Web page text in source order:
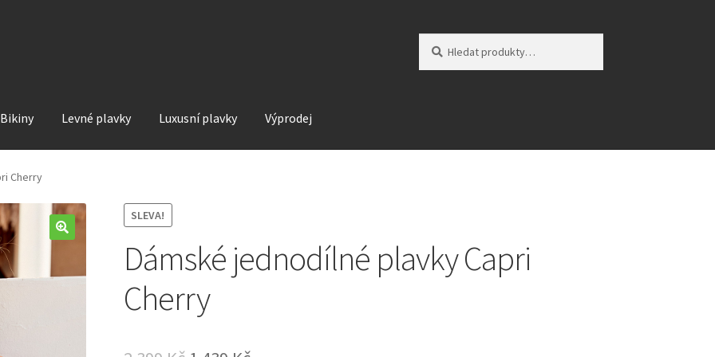
Bikiny Levné plavky Luxusní plavky Výprodej
Cherry
SLEVA!
Dámské jednodílné plavky Capri
Cherry